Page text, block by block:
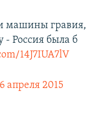
машины гравия,
- Россия была б
14J7IUA7lV
апреля 2015